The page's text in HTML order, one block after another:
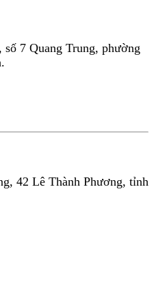
7 Quang Trung, phường
42 Lê Thành Phương, tỉnh